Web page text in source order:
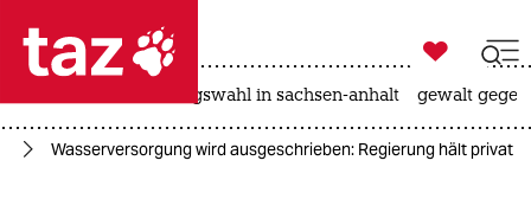
 taz zahl ich
taz zahl ich

taz zahl ich
landtagswahl in sachsen-anhalt gewalt
Wasserversorgung wird ausgeschrieben: Regierung hält privat